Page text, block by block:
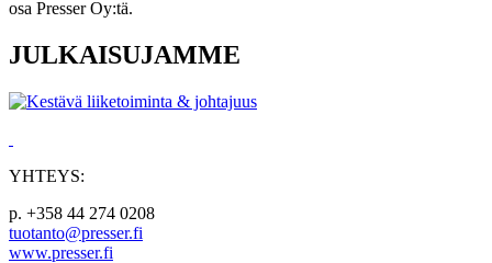
osa Presser Oy:tä.
JULKAISUJAMME
YHTEYS:
p. +358 44 274 0208
tuotanto@presser.fi
www.presser.fi